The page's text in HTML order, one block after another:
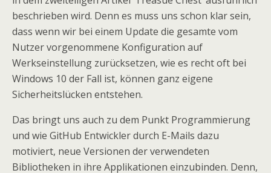
beschrieben wird. Denn es muss uns schon klar sein,
dass wenn wir bei einem Update die gesamte vom
Nutzer vorgenommene Konfiguration auf
Werkseinstellung zurücksetzen, wie es recht oft bei
Windows 10 der Fall ist, können ganz eigene
Sicherheitslücken entstehen.
Das bringt uns auch zu dem Punkt Programmierung
und wie GitHub Entwickler durch E-Mails dazu
motiviert, neue Versionen der verwendeten
Bibliotheken in ihre Applikationen einzubinden. Denn,